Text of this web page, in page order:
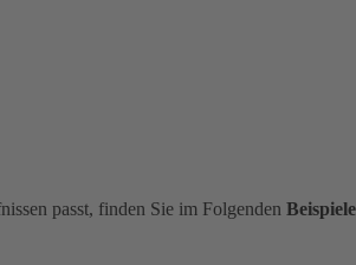
passt, finden Sie im Folgenden Beispiele